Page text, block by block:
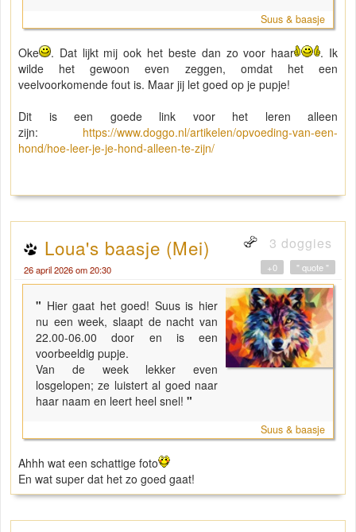
Suus & baasje
Oke . Dat lijkt mij ook het beste dan zo voor haar
. Ik
wilde het gewoon even zeggen, omdat het een
veelvoorkomende fout is. Maar jij let goed op je pupje!
Dit is een goede link voor het leren alleen
zijn: https://www.doggo.nl/artikelen/opvoeding-van-een-
hond/hoe-leer-je-je-hond-alleen-te-zijn/
Loua's baasje (Mei) 3 doggies
26 april 2026 om 20:30 " quote "
+0
" Hier gaat het goed! Suus is hier
nu een week, slaapt de nacht van
22.00-06.00 door en is een
voorbeeldig pupje.
Van de week lekker even
losgelopen; ze luistert al goed naar
haar naam en leert heel snel! "
Suus & baasje
Ahhh wat een schattige foto
En wat super dat het zo goed gaat!